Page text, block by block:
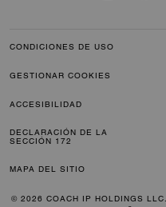
CONDICIONES DE USO
GESTIONAR COOKIES
ACCESIBILIDAD
DECLARACIÓN DE LA
SECCIÓN 172
MAPA DEL SITIO
© 2026 COACH IP HOLDINGS